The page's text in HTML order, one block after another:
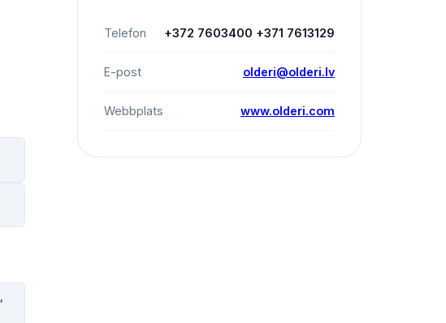
Telefon +372 7603400 +371 7613129
E-post olderi@olderi.lv
Webbplats www.olderi.com